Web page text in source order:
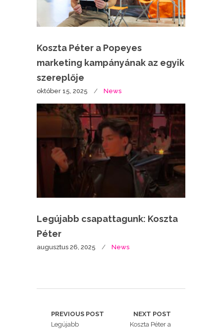
Koszta Péter a Popeyes
marketing kampányának az egyik
szereplője
október 15, 2025 News
Legújabb csapattagunk: Koszta
Péter
augusztus 26, 2025 News
PREVIOUS POST
Legújabb
NEXT POST
Koszta Péter a